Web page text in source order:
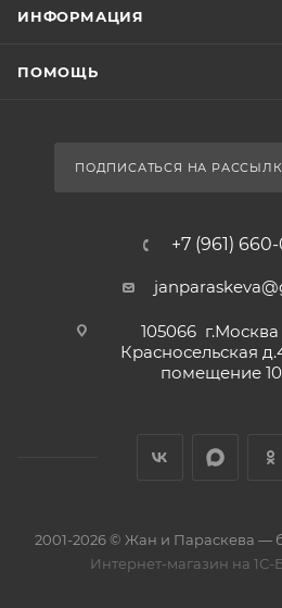
ИНФОРМАЦИЯ
ПОМОЩЬ
ПОДПИСАТЬСЯ НА
+7 (961)
105066
Красносельская
помещение
2001-2026 © Жан и Параскева —
Интернет-магазин на 1С-